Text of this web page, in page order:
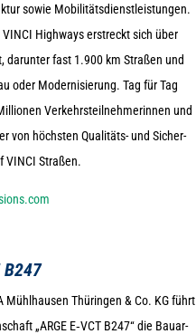
sowie Mobi­li­täts­dienst­leis­tun­gen.
High­ways erstreckt sich über
dar­un­ter fast 1.900 km Stra­ßen und
oder Moder­ni­sie­rung. Tag für Tag
Ver­kehrs­teil­neh­me­rin­nen und
von höchs­ten Qua­li­täts- und Sicher­
VINCI Straßen.
B247
Mühl­hau­sen Thü­rin­gen & Co. KG führt
„ARGE E‑VCT B247“ die Bau­ar­